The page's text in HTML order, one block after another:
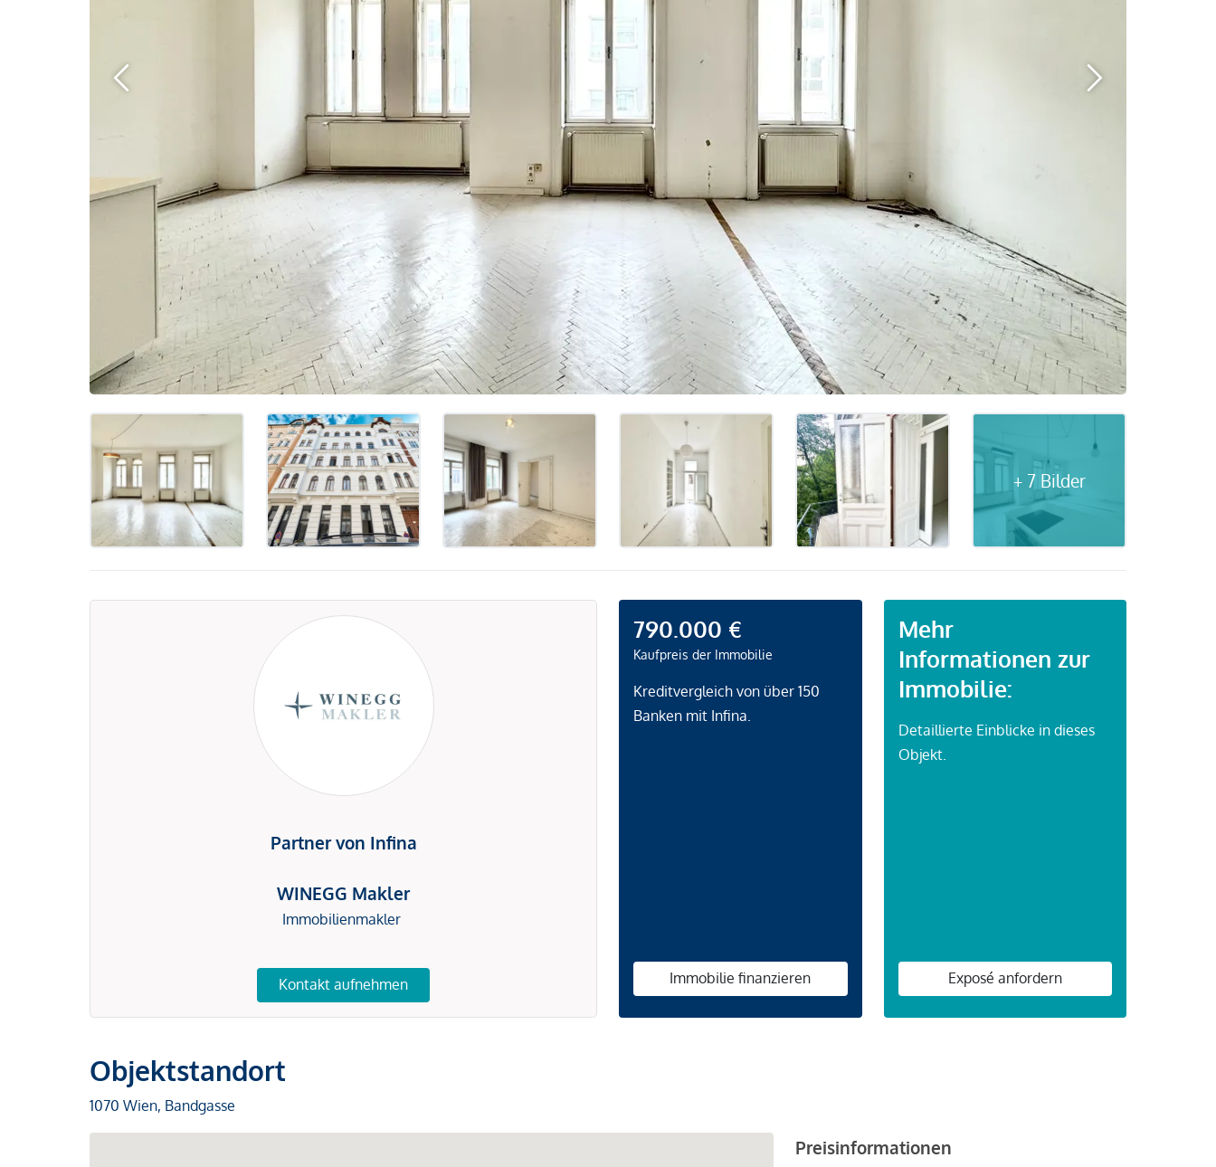
+ 7 Bilder
Partner von Infina
WINEGG Makler
Immobilienmakler
Kontakt aufnehmen
790.000 €
Kaufpreis der Immobilie
Kreditvergleich von über 150
Banken mit Infina.
Immobilie finanzieren
Mehr
Informationen zur
Immobilie:
Detaillierte Einblicke in dieses
Objekt.
Exposé anfordern
Objektstandort
1070 Wien, Bandgasse
Preisinformationen